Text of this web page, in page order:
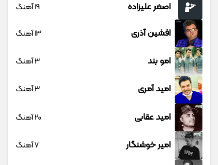
اصغر علیزاده 19 آهنگ
افشین آذری 13 آهنگ
امو بند 3 آهنگ
امید آمری 3 آهنگ
امید عقابی 20 آهنگ
امیر خوشنگار 7 آهنگ